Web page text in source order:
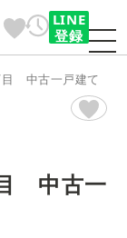
LINE
登録
目 中古一戸建て
中古一